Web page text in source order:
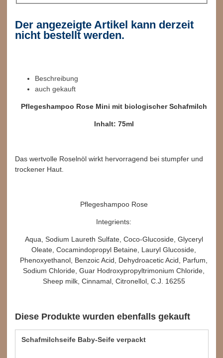
Der angezeigte Artikel kann derzeit
nicht bestellt werden.
Beschreibung
auch gekauft
Pflegeshampoo Rose Mini mit biologischer Schafmilch
Inhalt: 75ml
Das wertvolle Roselnöl wirkt hervorragend bei stumpfer und
trockener Haut.
Pflegeshampoo Rose
Integrients:
Aqua, Sodium Laureth Sulfate, Coco-Glucoside, Glyceryl
Oleate, Cocamindopropyl Betaine, Lauryl Glucoside,
Phenoxyethanol, Benzoic Acid, Dehydroacetic Acid, Parfum,
Sodium Chloride, Guar Hodroxypropyltrimonium Chloride,
Sheep milk, Cinnamal, Citronellol, C.J. 16255
Diese Produkte wurden ebenfalls gekauft
Schafmilchseife Baby-Seife verpackt